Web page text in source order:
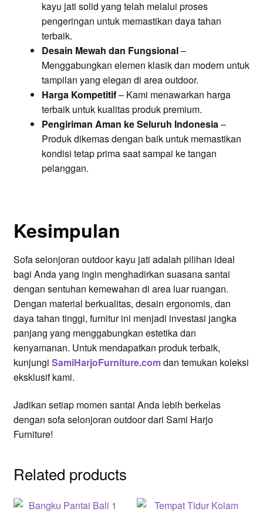
kayu jati solid yang telah melalui proses
pengeringan untuk memastikan daya tahan
terbaik.
Desain Mewah dan Fungsional–
Menggabungkan elemen klasik dan modern untuk
tampilan yang elegan di area outdoor.
Harga Kompetitif– Kami menawarkan harga
terbaik untuk kualitas produk premium.
Pengiriman Aman ke Seluruh Indonesia–
Produk dikemas dengan baik untuk memastikan
kondisi tetap prima saat sampai ke tangan
pelanggan.
Kesimpulan
Sofa selonjoran outdoor kayu jati adalah pilihan ideal
bagi Anda yang ingin menghadirkan suasana santai
dengan sentuhan kemewahan di area luar ruangan.
Dengan material berkualitas, desain ergonomis, dan
daya tahan tinggi, furnitur ini menjadi investasi jangka
panjang yang menggabungkan estetika dan
kenyamanan. Untuk mendapatkan produk terbaik,
kunjungi SamiHarjoFurniture.comdan temukan koleksi
eksklusif kami.
Jadikan setiap momen santai Anda lebih berkelas
dengan sofa selonjoran outdoor dari Sami Harjo
Furniture!
Related products